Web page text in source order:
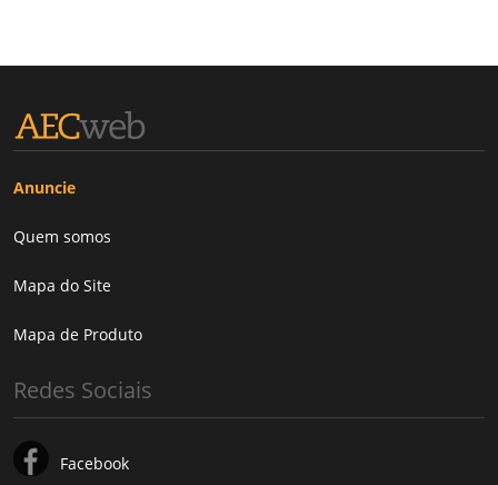
Anuncie
Quem somos
Mapa do Site
Mapa de Produto
Redes Sociais
Facebook